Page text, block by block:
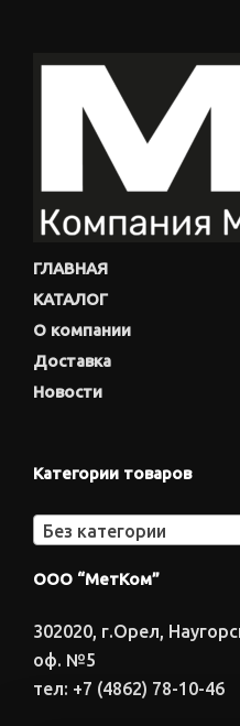
ГЛАВНАЯ
КАТАЛОГ
О компании
Доставка
Новости
Категории товаров
Без категории
ООО “МетКом”
302020, г.Орел,
оф. №5
тел: +7 (4862) 78-10-46